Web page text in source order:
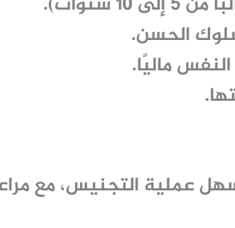
الحسن.
ماليًا.
عملية التجنيس، مع